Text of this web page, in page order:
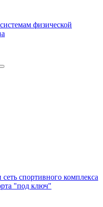
физической
спортивного комплекса
"под ключ"